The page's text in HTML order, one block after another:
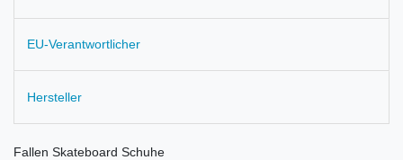
EU-Verantwortlicher
Hersteller
Fallen Skateboard Schuhe